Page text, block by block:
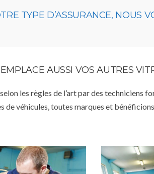
TYPE D’ASSURANCE, NOUS
AUSSI VOS AUTRES
les règles de l’art par des techniciens
de véhicules, toutes marques et